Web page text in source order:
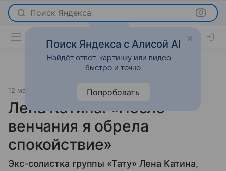
Поиск Яндекса
12 марта 2014 Интервью
Лена Катина: «После
венчания я обрела
спокойствие»
Экс-солистка группы «Тату» Лена Катина,
Поиск Яндекса с Алисой AI
Найдёт ответ, картинку или видео —
быстро и точно
Попробовать